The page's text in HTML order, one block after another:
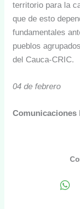
territorio para la
que de esto
fundamentales
pueblos
del Cauca-CRIC.
04 de febrero
Comunicaciones